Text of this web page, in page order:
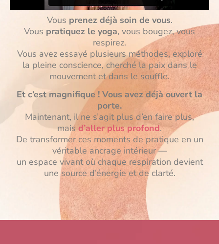
Vous prenez déjà soin de vous.
Vous pratiquez le yoga, vous bougez, vous
respirez.
Vous avez essayé plusieurs méthodes, exploré
la pleine conscience, cherché la paix dans le
mouvement et dans le souffle.
Et c’est magnifique ! Vous avez déjà ouvert la
porte.
Maintenant, il ne s’agit plus d’en faire plus,
maisd’aller plus profond.
De transformer ces moments de pratique en un
véritable ancrage intérieur —
un espace vivant où chaque respiration devient
une source d’énergie et de clarté.